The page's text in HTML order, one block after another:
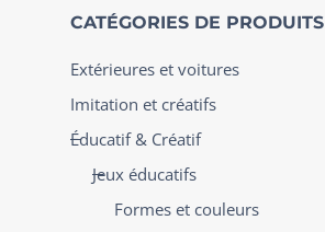
CATÉGORIES DE PRODUITS
Extérieures et voitures
Imitation et créatifs
Éducatif & Créatif
Jeux éducatifs
Formes et couleurs